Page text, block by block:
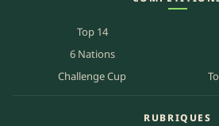
Top 14
6 Nations
Challenge Cup
RUBRIQUES